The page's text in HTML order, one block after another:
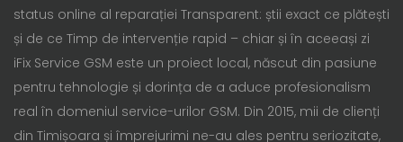
status online al reparației Transparent: știi exact ce plătești
și de ce Timp de intervenție rapid – chiar și în aceeași zi
iFix Service GSM este un proiect local, născut din pasiune
pentru tehnologie și dorința de a aduce profesionalism
real în domeniul service-urilor GSM. Din 2015, mii de clienți
din Timișoara și împrejurimi ne-au ales pentru seriozitate,